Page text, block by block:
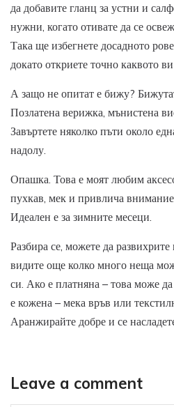
да добавите гланц за устни и
нужни, когато отивате да се
Така ще избегнете досадното
докато откриете точно каквото
А защо не опитат е бижу?
Позлатена верижка, мънистена
Завъртете няколко пъти около
надолу.
Опашка. Това е моят любим
пухкав, мек и привлича
Идеален е за зимните месеци.
Разбира се, можете да
видите още колко много неща
си. Ако е платняна – това може
е кожена – мека връв или
Аранжирайте добре и се
Leave a comment